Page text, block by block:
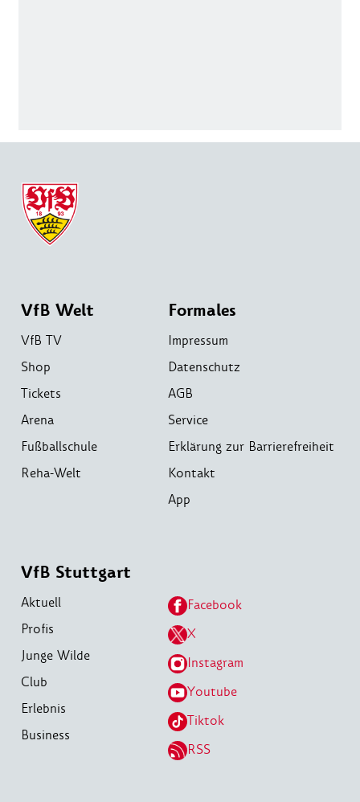
VfB Welt
VfB TV
Shop
Tickets
Arena
Fußballschule
Reha-Welt
Formales
Impressum
Datenschutz
AGB
Service
Erklärung zur Barrierefreiheit
Kontakt
App
VfB Stuttgart
Aktuell
Profis
Junge Wilde
Club
Erlebnis
Business
Facebook
X
Instagram
Youtube
Tiktok
RSS